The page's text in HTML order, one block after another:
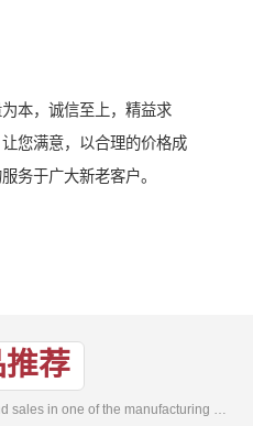
本，诚信至上，精益求
您满意，以合理的价格成
务于广大新老客户。
推荐